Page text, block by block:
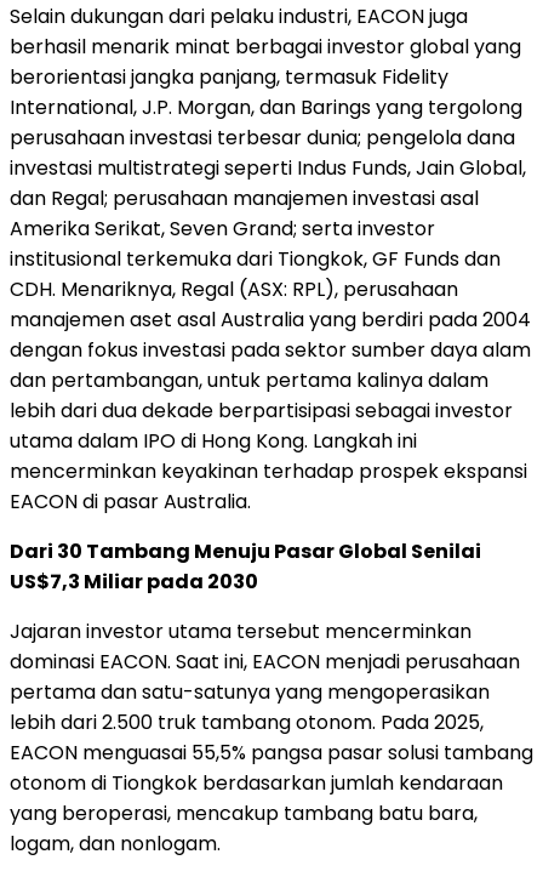
Selain dukungan dari pelaku industri, EACON juga
berhasil menarik minat berbagai investor global yang
berorientasi jangka panjang, termasuk Fidelity
International, J.P. Morgan, dan Barings yang tergolong
perusahaan investasi terbesar dunia; pengelola dana
investasi multistrategi seperti Indus Funds, Jain Global,
dan Regal; perusahaan manajemen investasi asal
Amerika Serikat, Seven Grand; serta investor
institusional terkemuka dari Tiongkok, GF Funds dan
CDH. Menariknya, Regal (ASX: RPL), perusahaan
manajemen aset asal Australia yang berdiri pada 2004
dengan fokus investasi pada sektor sumber daya alam
dan pertambangan, untuk pertama kalinya dalam
lebih dari dua dekade berpartisipasi sebagai investor
utama dalam IPO di Hong Kong. Langkah ini
mencerminkan keyakinan terhadap prospek ekspansi
EACON di pasar Australia.
Dari 30 Tambang Menuju Pasar Global Senilai
US$7,3 Miliar pada 2030
Jajaran investor utama tersebut mencerminkan
dominasi EACON. Saat ini, EACON menjadi perusahaan
pertama dan satu-satunya yang mengoperasikan
lebih dari 2.500 truk tambang otonom. Pada 2025,
EACON menguasai 55,5% pangsa pasar solusi tambang
otonom di Tiongkok berdasarkan jumlah kendaraan
yang beroperasi, mencakup tambang batu bara,
logam, dan nonlogam.